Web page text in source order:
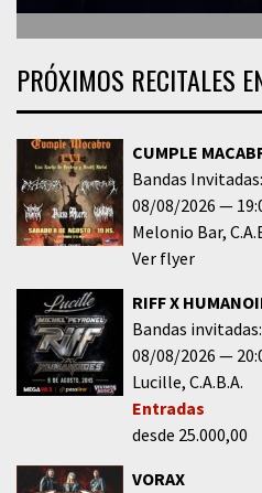
PRÓXIMOS RECITALES
CUMPLE
Bandas
08/08/2026
Melonio Bar
Ver flyer
RIFF X
Bandas
08/08/2026
Lucille C.A.B.A.
Entradas
desde 25.000,00
VORAX